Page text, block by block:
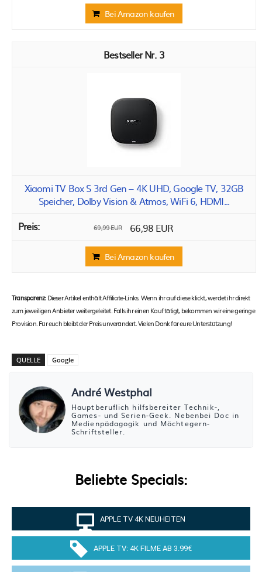
Bei Amazon kaufen
3
Xiaomi TV Box S 3rd Gen – 4K UHD, Google TV, 32GB
Speicher, Dolby Vision & Atmos, WiFi 6, HDMI...
69,99 EUR 66,98 EUR
Bei Amazon kaufen
Transparenz:Dieser Artikel enthält Affiliate-Links. Wenn ihr auf diese klickt, werdet ihr direkt
zum jeweiligen Anbieter weitergeleitet. Falls ihr einen Kauf tätigt, bekommen wir eine geringe
Provision. Für euch bleibt der Preis unverändert. Vielen Dank für eure Unterstützung!
QUELLE Google
André Westphal
Hauptberuflich hilfsbereiter Technik-,
Games- und Serien-Geek. Nebenbei Doc in
Medienpädagogik und Möchtegern-
Schriftsteller.
Beliebte Specials:
APPLE TV 4K NEUHEITEN
APPLE TV: 4K FILME AB 3.99€